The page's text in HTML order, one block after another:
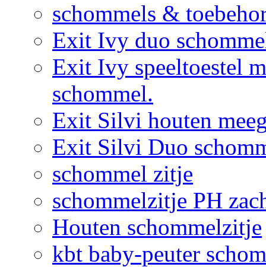
schommels &
Exit Ivy duo
Exit Ivy speeltoestel
schommel.
Exit Silvi houten
Exit Silvi Duo
schommel zitje
schommelzitje PH
Houten schommelzitje
kbt baby-peuter